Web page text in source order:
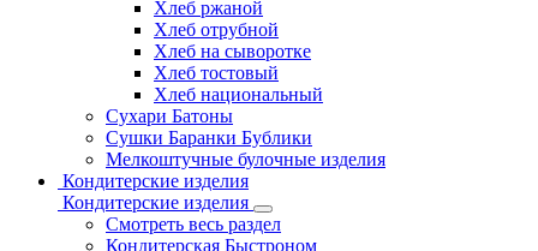
Хлеб ржаной
Хлеб отрубной
Хлеб на сыворотке
Хлеб тостовый
Хлеб национальный
Сухари Батоны
Сушки Баранки Бублики
Мелкоштучные булочные изделия
Кондитерские изделия
Кондитерские изделия
Смотреть весь раздел
Кондитерская Быстроном